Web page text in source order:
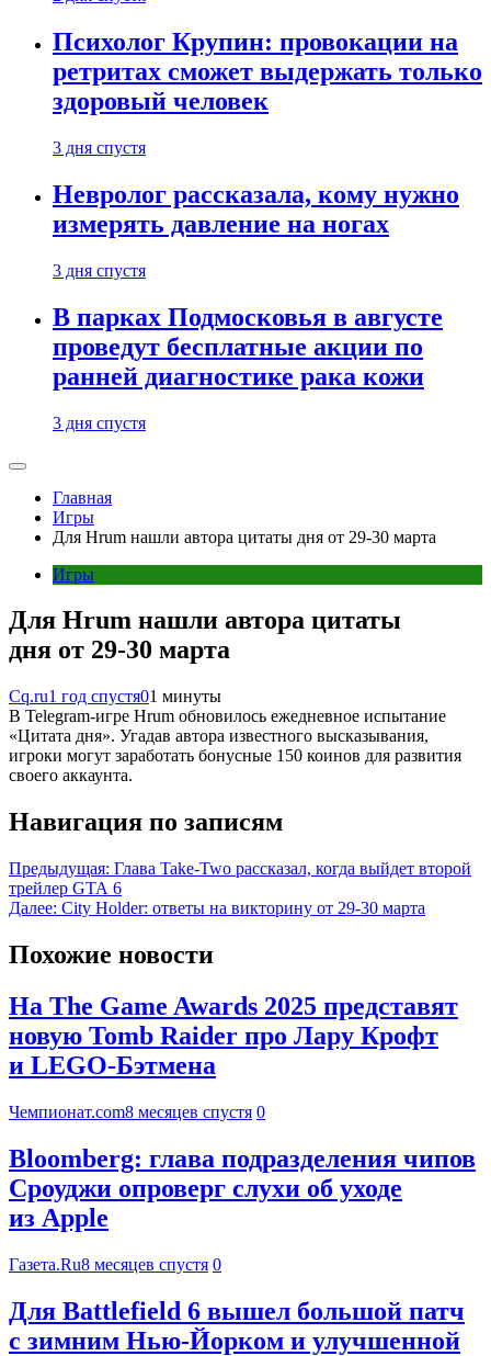
Психолог Крупин: провокации на
ретритах сможет выдержать только
здоровый человек
3 дня спустя
Невролог рассказала, кому нужно
измерять давление на ногах
3 дня спустя
В парках Подмосковья в августе
проведут бесплатные акции по
ранней диагностике рака кожи
3 дня спустя
Главная
Игры
Для Hrum нашли автора цитаты дня от 29-30 марта
Игры
Для Hrum нашли автора цитаты
дня от 29-30 марта
Cq.ru1 год спустя01 минуты
В Telegram-игре Hrum обновилось ежедневное испытание
«Цитата дня». Угадав автора известного высказывания,
игроки могут заработать бонусные 150 коинов для развития
своего аккаунта.
Навигация по записям
Предыдущая: Глава Take-Two рассказал, когда выйдет второй
трейлер GTA 6
Далее: City Holder: ответы на викторину от 29-30 марта
Похожие новости
На The Game Awards 2025 представят
новую Tomb Raider про Лару Крофт
и LEGO-Бэтмена
Чемпионат.com8 месяцев спустя 0
Bloomberg: глава подразделения чипов
Сроуджи опроверг слухи об уходе
из Apple
Газета.Ru8 месяцев спустя 0
Для Battlefield 6 вышел большой патч
с зимним Нью-Йорком и улучшенной